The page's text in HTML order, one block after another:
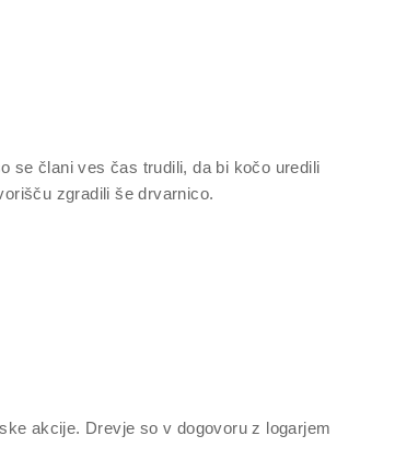
se člani ves čas trudili, da bi kočo uredili
zgradili še drvarnico.
akcije. Drevje so v dogovoru z logarjem